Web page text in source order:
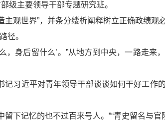
级主要领导干部专题研究班。
观世界”，并条分缕析阐释树立正确政绩观
径。
，身后留什么’。”从地方到中央，一路走
记习近平对青年领导干部谈谈如何干好工作
下记忆的也不过百来号人。”“青史留名与